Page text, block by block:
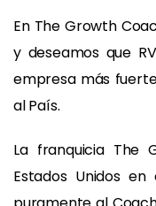
En The Growth
y deseamos que
empresa más
al País.
La franquicia The
Estados Unidos